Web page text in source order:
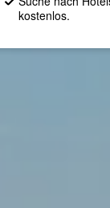
kostenlos.